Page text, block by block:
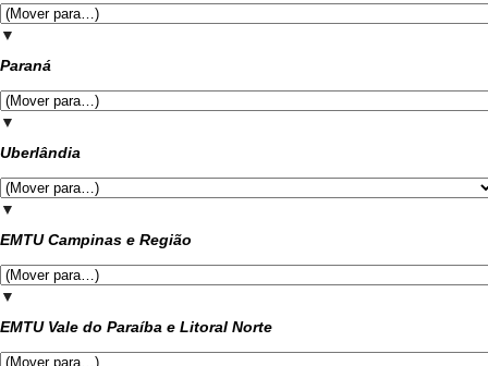
▼
Paraná
▼
Uberlândia
▼
EMTU Campinas e Região
▼
EMTU Vale do Paraíba e Litoral Norte